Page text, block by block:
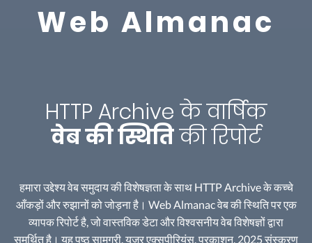
Web Almanac
HTTP Archive के वार्षिक
वेब की स्थितिकी रिपोर्ट
हमारा उद्देश्य वेब समुदाय की विशेषज्ञता के साथ HTTP Archive के कच्चे
आँकड़ों और रुझानों को जोड़ना है। Web Almanac वेब की स्थिति पर एक
व्यापक रिपोर्ट है, जो वास्तविक डेटा और विश्वसनीय वेब विशेषज्ञों द्वारा
समर्थित है। यह पृष्ठ सामग्री, यूजर एक्सपीरियंस, प्रकाशन, 2025 संस्करण